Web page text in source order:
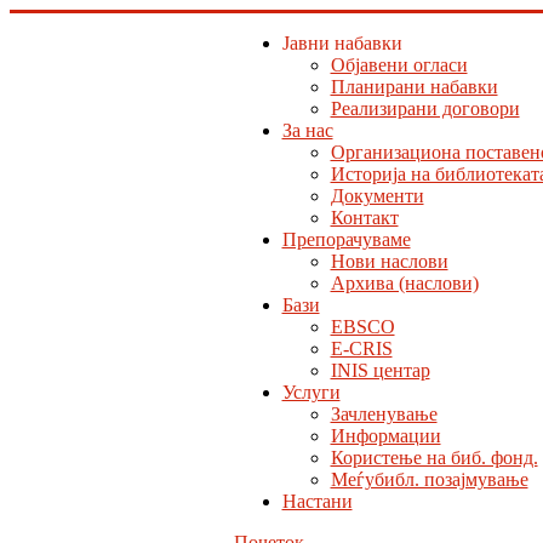
Јавни набавки
Објавени огласи
Планирани набавки
Реализирани договори
За нас
Организациона
Историја на
Документи
Контакт
Препорачуваме
Нови наслови
Архива (наслови)
Бази
EBSCO
E-CRIS
INIS центар
Услуги
Зачленување
Информации
Користење на биб. фонд.
Меѓубибл. позајмување
Настани